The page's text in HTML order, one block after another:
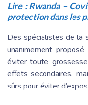
Lire :Rwanda –
protection dans les
Des spécialistes de la
unanimement
éviter toute
effets secondaires,
sûrs pour éviter